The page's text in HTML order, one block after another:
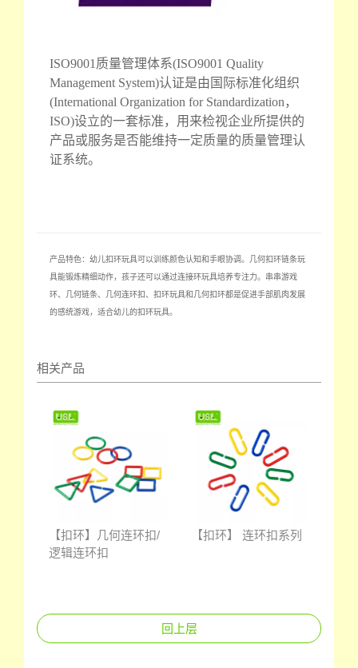
ISO9001质量管理体系(ISO9001 Quality
Management System)认证是由国际标准化组织
(International Organization for Standardization，
ISO)设立的一套标准，用来检视企业所提供的
产品或服务是否能维持一定质量的质量管理认
证系统。
产品特色：幼儿扣环玩具可以训练颜色认知和手眼协调。几何扣环链条玩
具能锻炼精细动作，孩子还可以通过连接环玩具培养专注力。串串游戏
环、几何链条、几何连环扣、扣环玩具和几何扣环都是促进手部肌肉发展
的感统游戏，适合幼儿的扣环玩具。
相关产品
【扣环】几何连环扣/
逻辑连环扣
【扣环】 连环扣系列
回上层